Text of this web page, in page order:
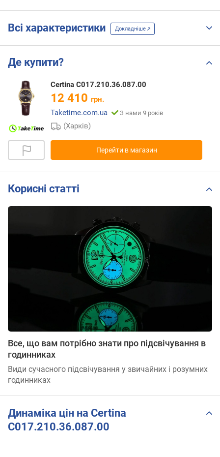
Всі характеристики Докладніше
Де купити?
Certina C017.210.36.087.00
12 410 грн.
Taketime.com.ua
З нами 9 років
(Харків)
Перейти в магазин
Корисні статті
Все, що вам потрібно знати про підсвічування в
годинниках
Види сучасного підсвічування у звичайних і розумних
годинниках
Динаміка цін на Certina
C017.210.36.087.00